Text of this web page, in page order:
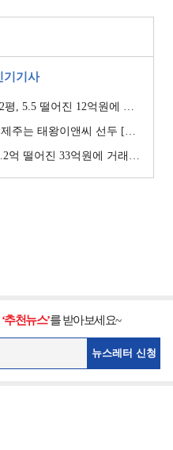
기기사
진 12억원에 거래 [일일 하락가]
씨 선두 [이 지역 분양왕-강원·제주]
진 33억원에 거래 [일일 하락가]
‘추천뉴스’를 받아보세요~
뉴스레터 신청